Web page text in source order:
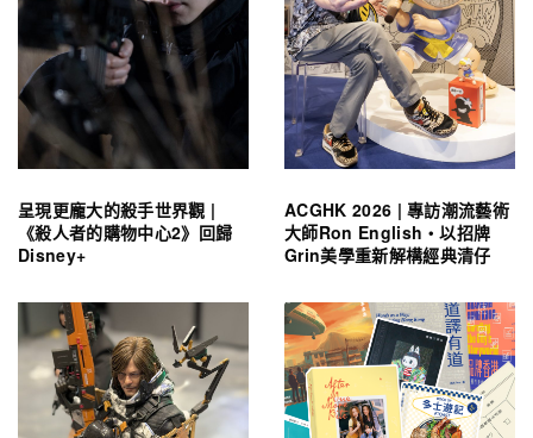
呈現更龐大的殺手世界觀 |
《殺人者的購物中心2》回歸
Disney+
ACGHK 2026 | 專訪潮流藝術
大師Ron English・以招牌
Grin美學重新解構經典清仔